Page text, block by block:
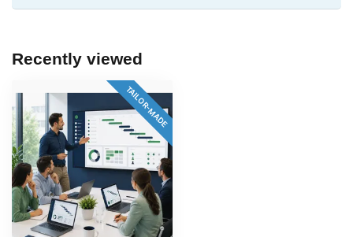
Recently viewed
TAILOR-MADE